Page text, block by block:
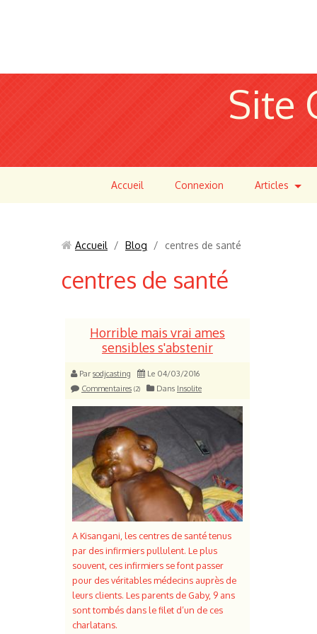
Site
Accueil Connexion Articles
Accueil / Blog / centres de santé
centres de santé
Horrible mais vrai ames
sensibles s'abstenir
Par sodjcasting
Le 04/03/2016
Commentaires (2) Dans Insolite
A Kisangani, les centres de santé tenus
par des infirmiers pullulent. Le plus
souvent, ces infirmiers se font passer
pour des véritables médecins auprès de
leurs clients. Les parents de Gaby, 9 ans
sont tombés dans le filet d’un de ces
charlatans.